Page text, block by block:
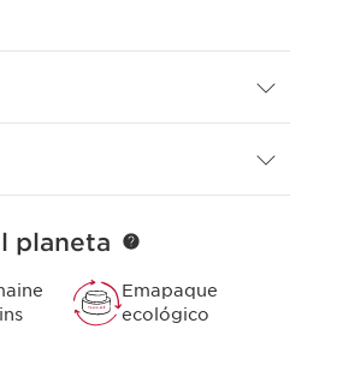
este producto con un
bio y melisa bio procedentes
para transmitir el
planeta
Emapaque
ecológico